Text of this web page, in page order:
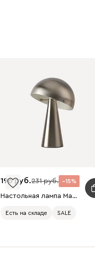
196 231 15
Настольная лампа Машрум-2 Серебристый
Есть на складе SALE